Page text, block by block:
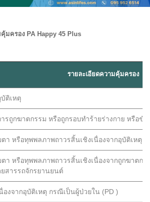
มครอง PA Happy 45 Plus
รายละเอียดความคุ้มครอง
ติเหตุ
ารถูกฆาตกรรม หรือถูกรอบทำร้ายร่างกาย หรือ
า หรือทุพพลภาพถาวรสิ้นเชิงเนื่องจากอุบัติเหตุ
า หรือทุพพลภาพถาวรสิ้นเชิงเนื่องจากถูกฆาตกร
สารรถจักรยานยนต์
องจากอุบัติเหตุ กรณีเป็นผู้ป่วยใน (PD )